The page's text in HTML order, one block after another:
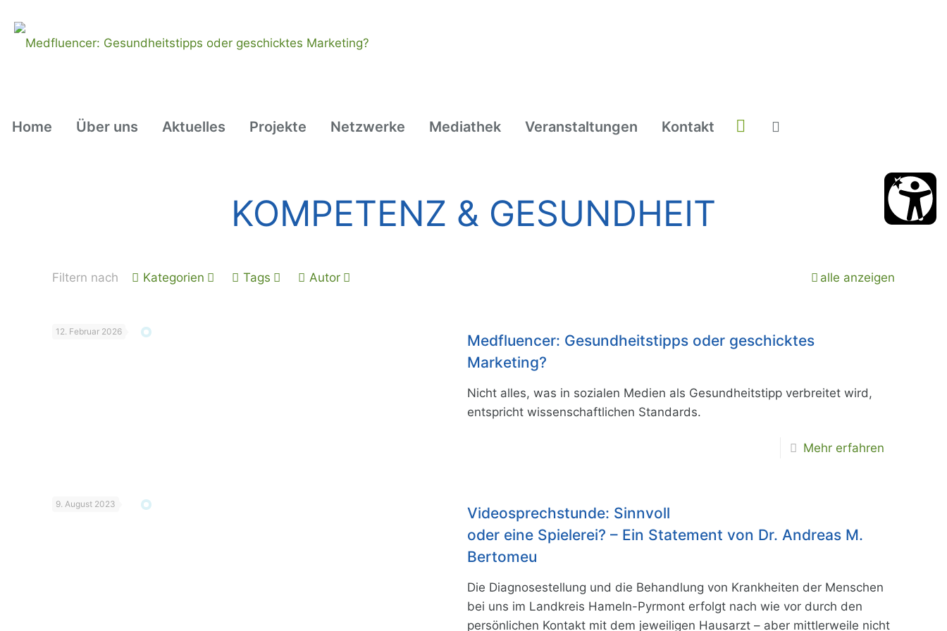
Home Über uns Aktuelles Projekte Netzwerke Mediathek Veranstaltungen Kontakt
KOMPETENZ & GESUNDHEIT
Filtern nach Kategorien Tags Autor alle anzeigen
12. Februar 2026
Medfluencer: Gesundheitstipps oder geschicktes
Marketing?
Nicht alles, was in sozialen Medien als Gesundheitstipp verbreitet wird,
entspricht wissenschaftlichen Standards.
Mehr erfahren
9. August 2023
Videosprechstunde: Sinnvoll
oder eine Spielerei? – Ein Statement von Dr. Andreas M.
Bertomeu
Die Diagnosestellung und die Behandlung von Krankheiten der Menschen
bei uns im Landkreis Hameln-Pyrmont erfolgt nach wie vor durch den
persönlichen Kontakt mit dem jeweiligen Hausarzt – aber mittlerweile nicht